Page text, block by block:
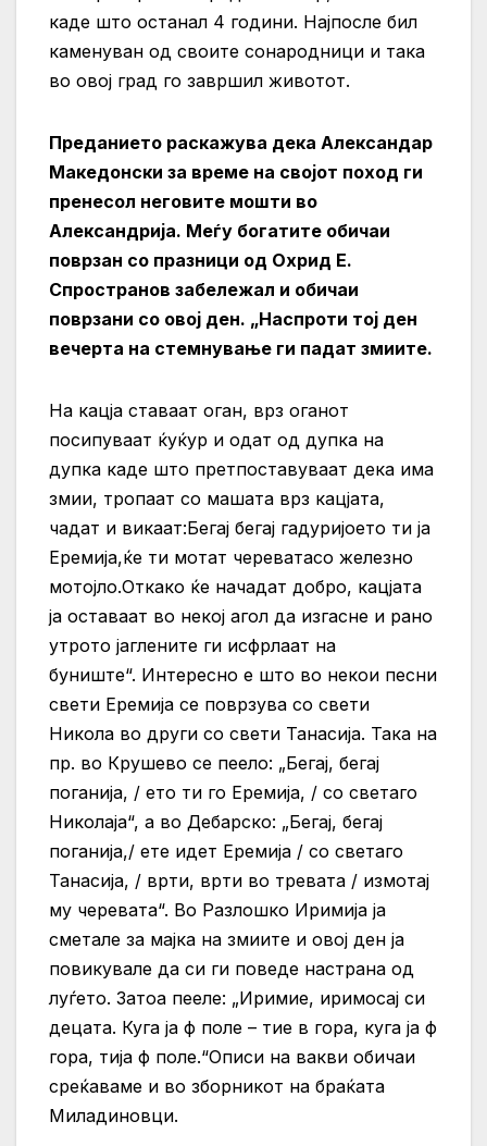
каде што останал 4 години. Најпосле бил
каменуван од своите сонародници и така
во овој град го завршил животот.
Преданието раскажува дека Александар
Македонски за време на својот поход ги
пренесол неговите мошти во
Александрија. Меѓу богатите обичаи
поврзан со празници од Охрид Е.
Спространов забележал и обичаи
поврзани со овој ден. „Наспроти тој ден
вечерта на стемнување ги падат змиите.
На кацја ставаат оган, врз оганот
посипуваат ќуќур и одат од дупка на
дупка каде што претпоставуваат дека има
змии, тропаат со машата врз кацјата,
чадат и викаат:Бегај бегај гадуријоето ти ја
Еремија,ќе ти мотат череватасо железно
мотојло.Откако ќе начадат добро, кацјата
ја оставаат во некој агол да изгасне и рано
утрото јаглените ги исфрлаат на
буниште“. Интересно е што во некои песни
свети Еремија се поврзува со свети
Никола во други со свети Танасија. Така на
пр. во Крушево се пеело: „Бегај, бегај
поганија, / ето ти го Еремија, / со светаго
Николаја“, а во Дебарско: „Бегај, бегај
поганија,/ ете идет Еремија / со светаго
Танасија, / врти, врти во тревата / измотај
му черевата“. Во Разлошко Иримија ја
сметале за мајка на змиите и овој ден ја
повикувале да си ги поведе настрана од
луѓето. Затоа пееле: „Иримие, иримосај си
децата. Куга ја ф поле – тие в гора, куга ја ф
гора, тија ф поле.“Описи на вакви обичаи
среќаваме и во зборникот на браќата
Миладиновци.